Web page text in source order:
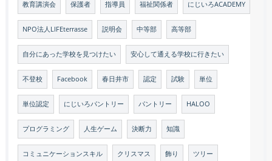
教育講演会 保護者 指導員 福祉関係者 にじいろACADEMY
NPO法人LIFEterrasse 説明会 中等部 高等部
自分にあった学校を見つけたい 安心して通える学校に行きたい
不登校 Facebook 春日井市 認定 試験 単位
単位認定 にじいろパントリー パントリー HALOO
プログラミング 人生ゲーム 決断力 知識
コミュニケーションスキル クリスマス 飾り ツリー